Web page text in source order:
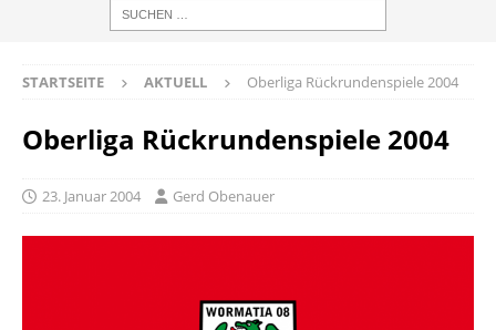
STARTSEITE AKTUELL Oberliga Rückrundenspiele 2004
Oberliga Rückrundenspiele 2004
23. Januar 2004 Gerd Obenauer